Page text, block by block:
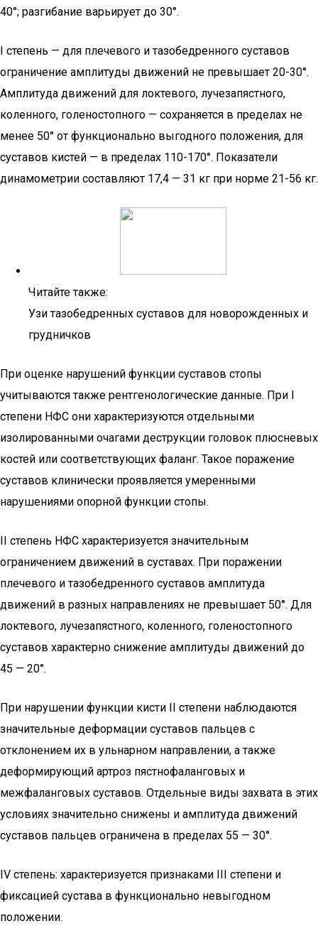
40°; разгибание варьирует до 30°.
I степень — для плечевого и тазобедренного суставов
ограничение амплитуды движений не превышает 20-30°.
Амплитуда движений для локтевого, лучезапястного,
коленного, голеностопного — сохраняется в пределах не
менее 50° от функционально выгодного положения, для
суставов кистей — в пределах 110-170°. Показатели
динамометрии составляют 17,4 — 31 кг при норме 21-56 кг.
Читайте также:
Узи тазобедренных суставов для новорожденных и
грудничков
При оценке нарушений функции суставов стопы
учитываются также рентгенологические данные. При I
степени НФС они характеризуются отдельными
изолированными очагами деструкции головок плюсневых
костей или соответствующих фаланг. Такое поражение
суставов клинически проявляется умеренными
нарушениями опорной функции стопы.
II степень НФС характеризуется значительным
ограничением движений в суставах. При поражении
плечевого и тазобедренного суставов амплитуда
движений в разных направлениях не превышает 50°. Для
локтевого, лучезапястного, коленного, голеностопного
суставов характерно снижение амплитуды движений до
45 — 20°.
При нарушении функции кисти II степени наблюдаются
значительные деформации суставов пальцев с
отклонением их в ульнарном направлении, а также
деформирующий артроз пястнофаланговых и
межфаланговых суставов. Отдельные виды захвата в этих
условиях значительно снижены и амплитуда движений
суставов пальцев ограничена в пределах 55 — 30°.
IV степень: характеризуется признаками III степени и
фиксацией сустава в функционально невыгодном
положении.